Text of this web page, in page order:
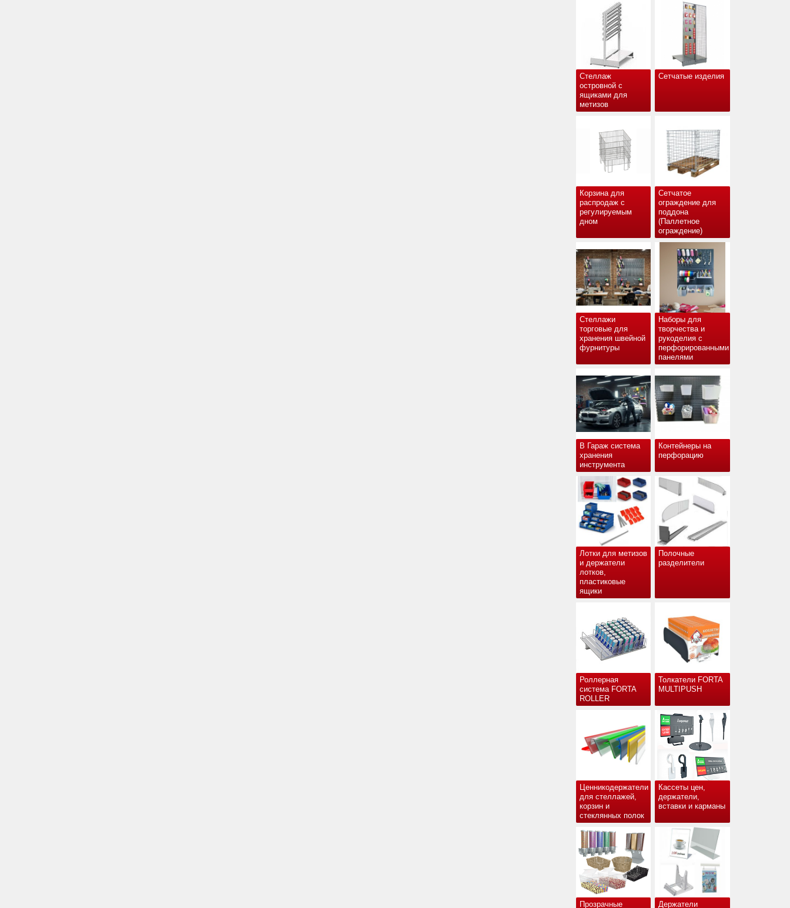
Стеллаж
островной с
ящиками для
метизов
Сетчатые изделия
Корзина для
распродаж с
регулируемым
дном
Сетчатое
ограждение для
поддона
(Паллетное
ограждение)
Стеллажи
торговые для
хранения швейной
фурнитуры
Наборы для
творчества и
рукоделия с
перфорированными
панелями
В Гараж система
хранения
инструмента
Контейнеры на
перфорацию
Лотки для метизов
и держатели
лотков,
пластиковые
ящики
Полочные
разделители
Роллерная
система FORTA
ROLLER
Толкатели FORTA
MULTIPUSH
Ценникодержатели
для стеллажей,
корзин и
стеклянных полок
Кассеты цен,
держатели,
вставки и карманы
Прозрачные Держатели